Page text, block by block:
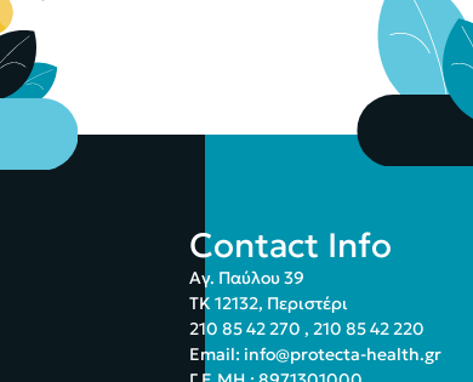
Contact Info
Αγ. Παύλου 39
ΤΚ 12132, Περιστέρι
210 85 42 270,210 85 42 220
Email: info@protecta-health.gr